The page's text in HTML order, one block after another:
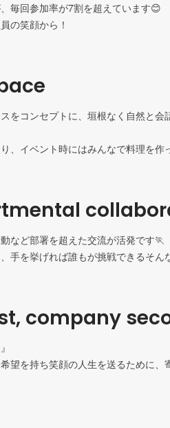
毎回参加率が7割を超えています😊
の笑顔から！
をコンセプトに、垣根なく自然と
、イベント時にはみんなで料理を作
など部署を超えた交流が活発です🏃
手を挙げれば誰もが挑戦できるそん
company
望を持ち笑顔の人生を送るために